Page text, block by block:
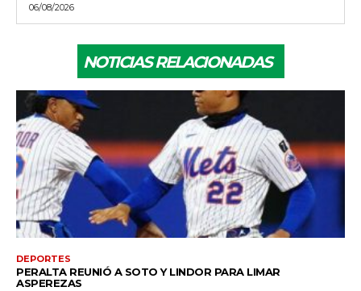
06/08/2026
NOTICIAS RELACIONADAS
DEPORTES
PERALTA REUNIÓ A SOTO Y LINDOR PARA LIMAR
ASPEREZAS